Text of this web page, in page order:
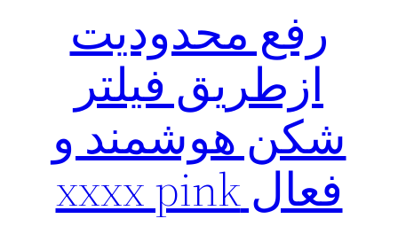
رفع محدودیت
ازطریق فیلتر
شکن هوشمند و
فعال xxxx pink